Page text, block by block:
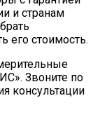
и странам
его стоимость.
Звоните по
консультации